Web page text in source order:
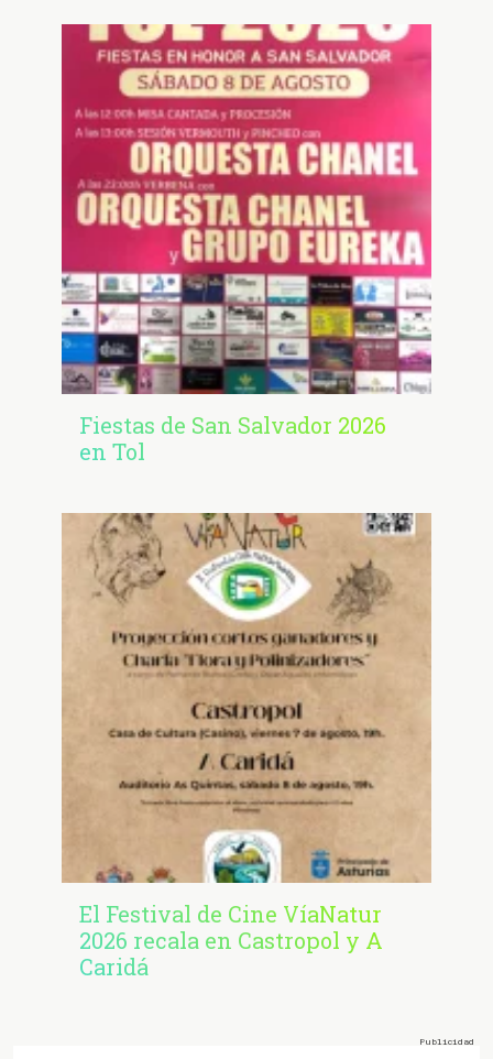
Fiestas de San Salvador 2026
en Tol
El Festival de Cine VíaNatur
2026 recala en Castropol y A
Caridá